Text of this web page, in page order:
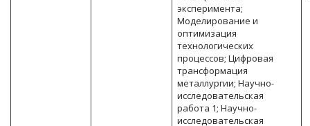
эксперимента;
Моделирование и
оптимизация
технологических
процессов; Цифровая
трансформация
металлургии; Научно-
исследовательская
работа 1; Научно-
исследовательская